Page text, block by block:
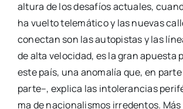
ma de nacio­na­lis­mos irre­den­tos.
te­lla­na pare­ce que resul­ta impo­si­ble
del país: anó­te­se el fra­ca­so de los
nes hidro­ló­gi­cos nacio­na­les o de la
tra­li­za­da de las cos­tas y los puer­tos
minis­te­rio madri­le­ño tie­rra aden­tro.